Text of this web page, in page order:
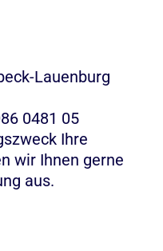
Lauenburg
0481 05
Ihre
wir Ihnen gerne
aus.